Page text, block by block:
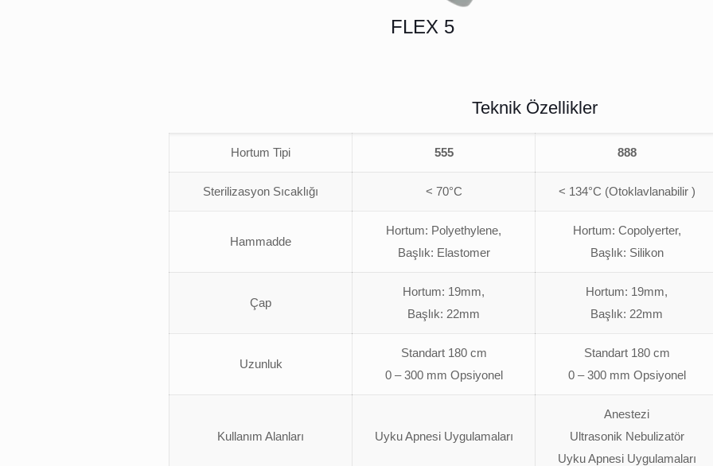
FLEX 5
Teknik Özellikler
Hortum Tipi 555 888
Sterilizasyon Sıcaklığı < 70°C < 134°C (Otoklavlanabilir )
Hammadde
Hortum: Polyethylene,
Başlık: Elastomer
Hortum: Copolyerter,
Başlık: Silikon
Çap
Hortum: 19mm,
Başlık: 22mm
Hortum: 19mm,
Başlık: 22mm
Uzunluk
Standart 180 cm
0 – 300 mm Opsiyonel
Standart 180 cm
0 – 300 mm Opsiyonel
Kullanım Alanları Uyku Apnesi Uygulamaları
Anestezi
Ultrasonik Nebulizatör
Uyku Apnesi Uygulamaları